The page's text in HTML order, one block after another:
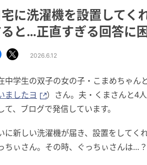
宅に洗濯機を設置してく
と…正直すぎる回答に
2026.6.12
中学生の双子の女の子・こまめちゃん
ましたヨ
）さん。夫・くまさんと4
て、ブログで発信しています。
に新しい洗濯機が届き、設置をしてく
ちぃさん。その時、ぐっちぃさんは…？